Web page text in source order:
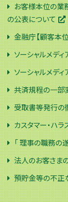
お客様本位の業
の公表について
金融庁【顧客本
ソーシャルメディ
ソーシャルメデ
共済規程の一部
受取書等発行の
カスタマー・ハ
「 理事の職務の
法人のお客さま
預貯金等の不正